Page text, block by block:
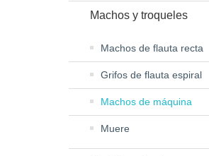
Machos y troqueles
Machos de flauta recta
Grifos de flauta espiral
Machos de máquina
Muere